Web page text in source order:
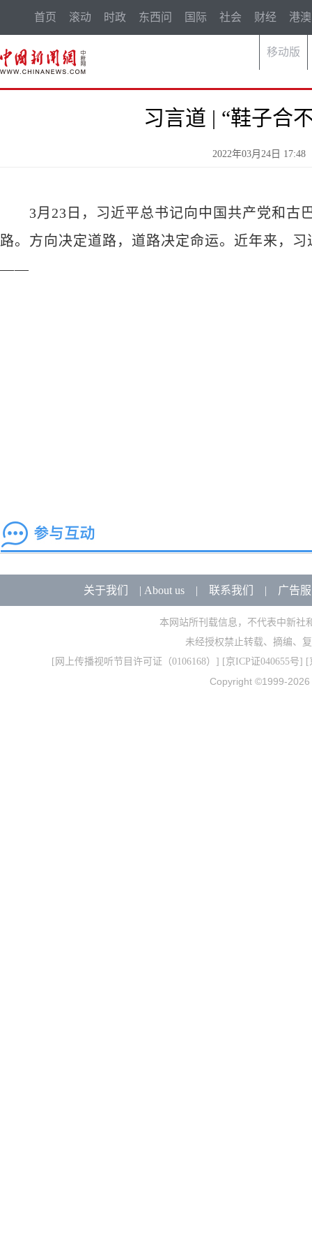
首页 滚动 时政 东西问 国际 社会 财经 港澳
移动版
习言道 | “鞋子合
2022年03月24日
3月23日，习近平总书记向中国共产党和古
路。方向决定道路，道路决定命运。近年来，
——
关于我们 | About us |联系我们 | 广告
本网站所刊载信息，不代表中新社
未经授权禁止转载、摘编、
[ 网上传播视听节目许可证（0106168） ] [京ICP证040655号] [
Copyright ©1999-